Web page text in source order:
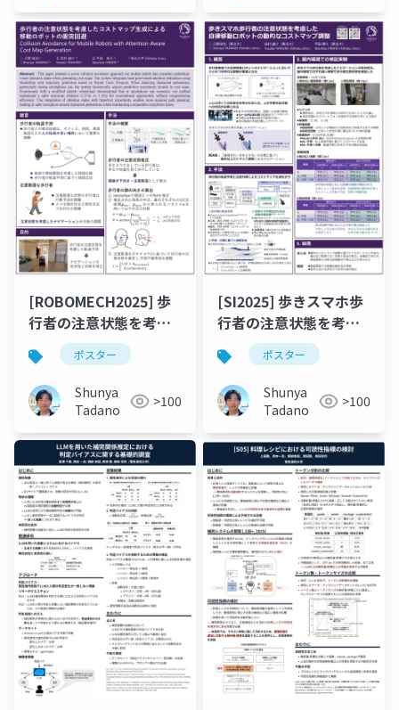
[ROBOMECH2025] 歩
行者の注意状態を考慮
したコストマップ生成
による移動ロボットの
衝突回避
ポスター
Shunya
Tadano
>100
[SI2025] 歩きスマホ歩
行者の注意状態を考慮
した自律移動ロボット
の動的なコストマップ
調整
ポスター
Shunya
Tadano
>100